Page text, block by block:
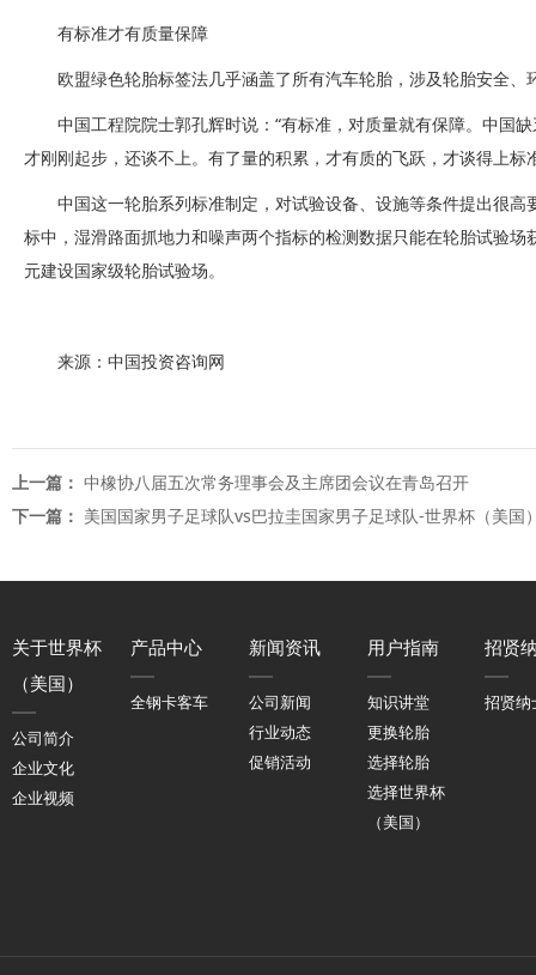
有标准才有质量保障
欧盟绿色轮胎标签法几乎涵盖了所有汽车轮胎，涉及轮胎安全
中国工程院院士郭孔辉时说：“有标准，对质量就有保障。中国
才刚刚起步，还谈不上。有了量的积累，才有质的飞跃，才谈得上标
中国这一轮胎系列标准制定，对试验设备、设施等条件提出很
标中，湿滑路面抓地力和噪声两个指标的检测数据只能在轮胎试验
元建设国家级轮胎试验场。
来源：中国投资咨询网
上一篇： 中橡协八届五次常务理事会及主席团会议在青岛召开
下一篇： 美国国家男子足球队vs巴拉圭国家男子足球队-世界杯（美国
关于世界杯
（美国）
公司简介
企业文化
企业视频
产品中心
全钢卡客车
新闻资讯
公司新闻
行业动态
促销活动
用户指南
知识讲堂
更换轮胎
选择轮胎
选择世界杯
（美国）
招贤
招贤纳